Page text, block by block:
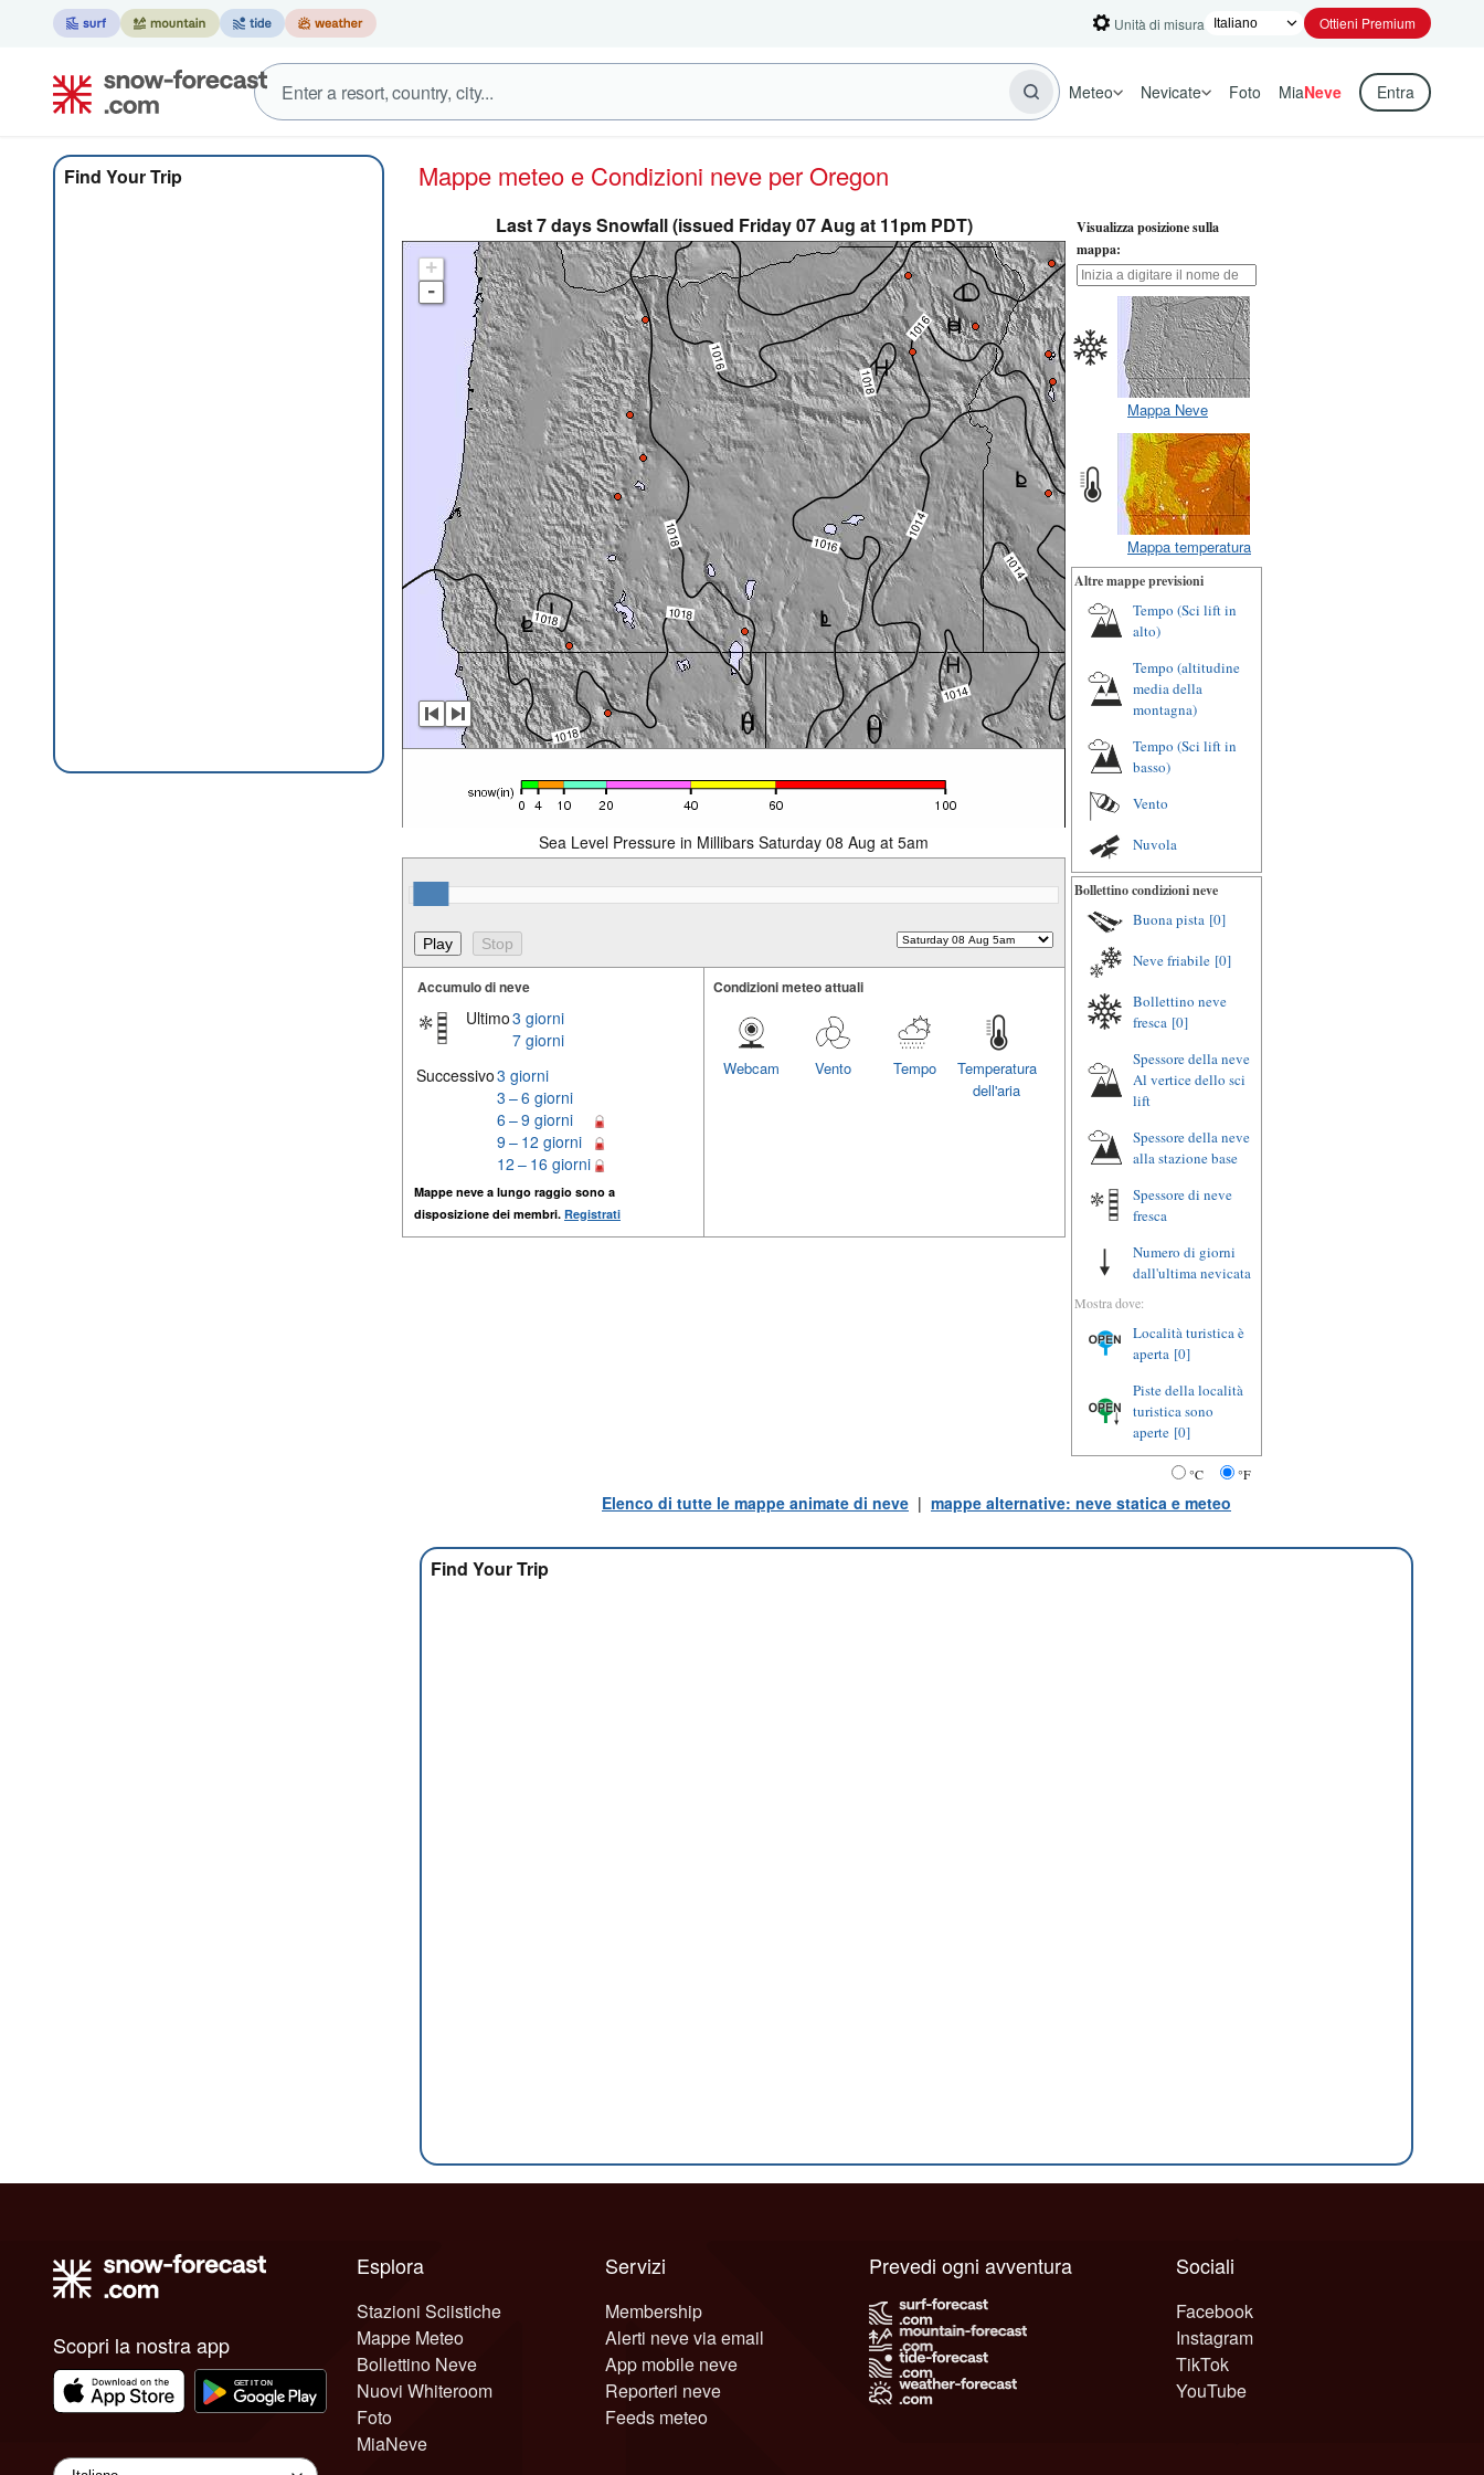
Unità di misura Ottieni Premium
Meteo Nevicate Foto MiaNeve Entra
Find Your Trip Mappe meteo e Condizioni neve per Oregon
Last 7 days Snowfall (issued Friday 07 Aug at 11pm PDT)
+
-
Sea Level Pressure in Millibars Saturday 08 Aug at 5am
Accumulo di neve
Ultimo3 giorni
7 giorni
Successivo3 giorni
3 – 6 giorni
6 – 9 giorni
9 – 12 giorni
12 – 16 giorni
Mappe neve a lungo raggio sono a
disposizione dei membri. Registrati
Condizioni meteo attuali
Temperatura
dell'aria
Tempo
Vento
Webcam
Visualizza posizione sulla
mappa:
Mappa Neve
Mappa temperatura
Altre mappe previsioni
Tempo (Sci lift in
alto)
Tempo (altitudine
media della
montagna)
Tempo (Sci lift in
basso)
Vento
Nuvola
Bollettino condizioni neve
Buona pista [0]
Neve friabile [0]
Bollettino neve
fresca [0]
Spessore della neve
Al vertice dello sci
lift
Spessore della neve
alla stazione base
Spessore di neve
fresca
Numero di giorni
dall'ultima nevicata
Mostra dove:
Località turistica è
aperta [0]
Piste della località
turistica sono
aperte [0]
°C °F
Elenco di tutte le mappe animate di neve | mappe alternative: neve statica e meteo
Find Your Trip
Scopri la nostra app
Esplora
Stazioni Sciistiche
Mappe Meteo
Bollettino Neve
Nuovi Whiteroom
Foto
MiaNeve
Servizi
Membership
Alerti neve via email
App mobile neve
Reporteri neve
Feeds meteo
Sociali
Facebook
Instagram
TikTok
YouTube
Prevedi ogni avventura